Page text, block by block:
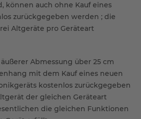
können auch ohne Kauf eines
zurückgegeben werden ; die
Altgeräte pro Geräteart
Abmessung über 25 cm
mit dem Kauf eines neuen
kostenlos zurückgegeben
der gleichen Geräteart
die gleichen Funktionen